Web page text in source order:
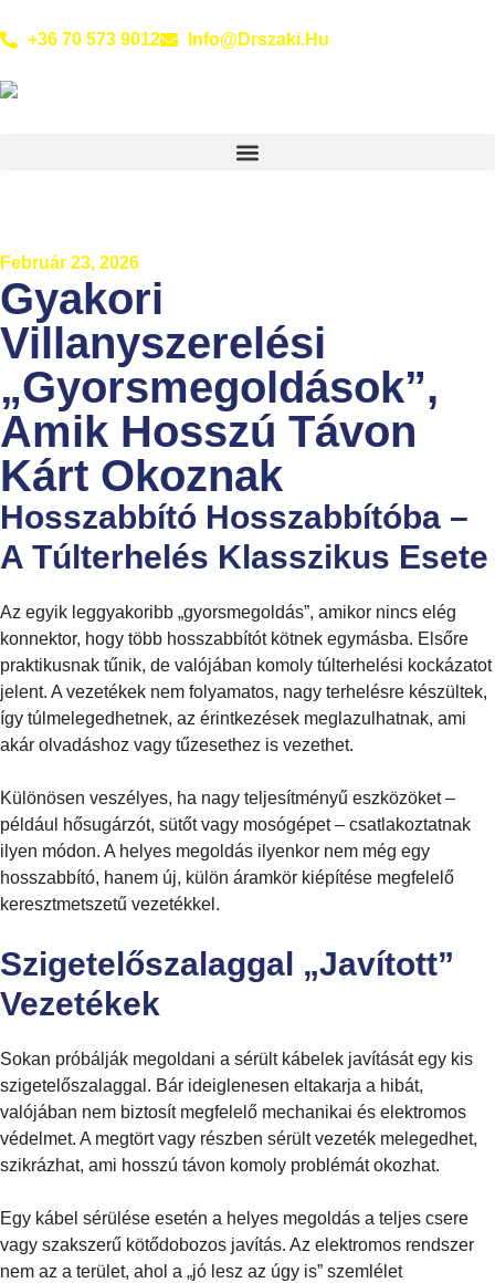
+36 70 573 9012 Info@drszaki.hu
Február 23, 2026
Gyakori
Villanyszerelési
„gyorsmegoldások”,
Amik Hosszú Távon
Kárt Okoznak
Hosszabbító Hosszabbítóba –
A Túlterhelés Klasszikus Esete
Az egyik leggyakoribb „gyorsmegoldás”, amikor nincs elég
konnektor, hogy több hosszabbítót kötnek egymásba. Elsőre
praktikusnak tűnik, de valójában komoly túlterhelési kockázatot
jelent. A vezetékek nem folyamatos, nagy terhelésre készültek,
így túlmelegedhetnek, az érintkezések meglazulhatnak, ami
akár olvadáshoz vagy tűzesethez is vezethet.
Különösen veszélyes, ha nagy teljesítményű eszközöket –
például hősugárzót, sütőt vagy mosógépet – csatlakoztatnak
ilyen módon. A helyes megoldás ilyenkor nem még egy
hosszabbító, hanem új, külön áramkör kiépítése megfelelő
keresztmetszetű vezetékkel.
Szigetelőszalaggal „javított”
Vezetékek
Sokan próbálják megoldani a sérült kábelek javítását egy kis
szigetelőszalaggal. Bár ideiglenesen eltakarja a hibát,
valójában nem biztosít megfelelő mechanikai és elektromos
védelmet. A megtört vagy részben sérült vezeték melegedhet,
szikrázhat, ami hosszú távon komoly problémát okozhat.
Egy kábel sérülése esetén a helyes megoldás a teljes csere
vagy szakszerű kötődobozos javítás. Az elektromos rendszer
nem az a terület, ahol a „jó lesz az úgy is” szemlélet